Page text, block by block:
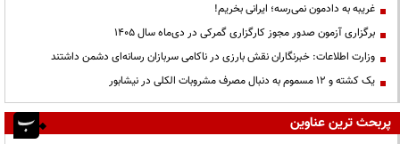
غریبه به دادمون نمی‌رسه؛ ایرانی بخریم!
برگزاری آزمون صدور مجوز کارگزاری گمرکی در دی‌ماه سال ۱۴۰۵
وزارت اطلاعات: خبرنگاران نقش بارزی در ناکامی سربازان رسانه‌ای دشمن داشتند
یک کشته و ۱۲ مسموم به دنبال مصرف مشروبات الکلی در نیشابور
پربحث ترین عناوین